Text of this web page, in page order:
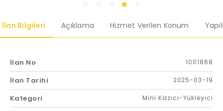
İlan Bilgileri Açıklama Hizmet Verilen Konum
İlan No 1001868
İlan Tarihi 2025-03-19
Kategori Mini Kazıcı-Yükleyici